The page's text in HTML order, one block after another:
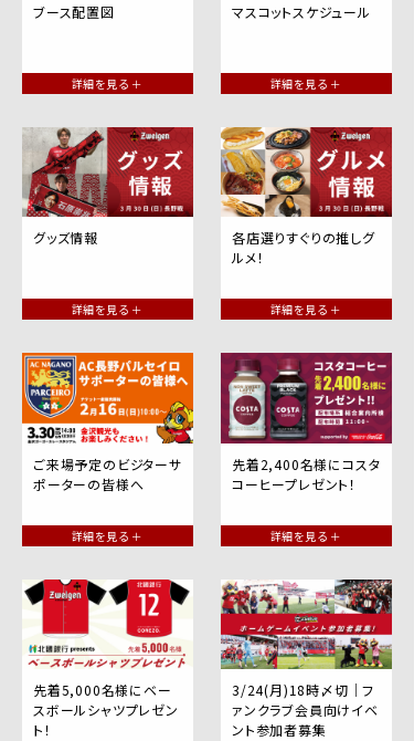
ブース配置図
詳細を見る ＋
マスコットスケジュール
詳細を見る ＋
グッズ情報
詳細を見る ＋
各店選りすぐりの推しグ
ルメ！
詳細を見る ＋
ご来場予定のビジターサ
ポーターの皆様へ
詳細を見る ＋
先着2,400名様にコスタ
コーヒープレゼント！
詳細を見る ＋
先着5,000名様にベー
スボールシャツプレゼン
ト！
3/24(月)18時〆切｜フ
ァンクラブ会員向けイベ
ント参加者募集